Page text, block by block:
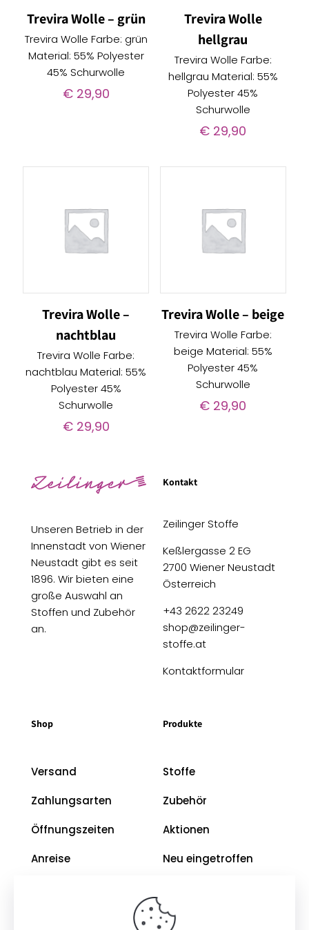
Trevira Wolle – grün
Trevira Wolle Farbe: grün
Material: 55% Polyester
45% Schurwolle
€29,90
Trevira Wolle
hellgrau
Trevira Wolle Farbe:
hellgrau Material: 55%
Polyester 45%
Schurwolle
€ 29,90
Trevira Wolle –
nachtblau
Trevira Wolle Farbe:
nachtblau Material: 55%
Polyester 45%
Schurwolle
€29,90
Trevira Wolle – beige
Trevira Wolle Farbe:
beige Material: 55%
Polyester 45%
Schurwolle
€ 29,90
Unseren Betrieb in der
Innenstadt von Wiener
Neustadt gibt es seit
1896. Wir bieten eine
große Auswahl an
Stoffen und Zubehör
an.
Kontakt
Zeilinger Stoffe
Keßlergasse 2 EG
2700 Wiener Neustadt
Österreich
+43 2622 23249
shop@zeilinger-
stoffe.at
Kontaktformular
Shop
Versand
Zahlungsarten
Öffnungszeiten
Anreise
Produkte
Stoffe
Zubehör
Aktionen
Neu eingetroffen